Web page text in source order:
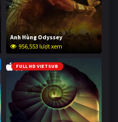
Anh Hùng Odyssey
956,553 lượt xem
FULL HD VIETSUB